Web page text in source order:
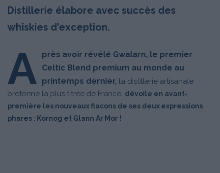
Distillerie élabore avec succès des
whiskies d'exception.
A près avoir révélé Gwalarn, le premier
Celtic Blend premium au monde au
printemps dernier, la distillerie artisanale
bretonne la plus titrée de France, dévoile en avant-
première les nouveaux flacons de ses deux expressions
phares : Kornog et Glann Ar Mor !